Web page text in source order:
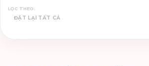
LỌC THEO:
ĐẶT LẠI TẤT CẢ